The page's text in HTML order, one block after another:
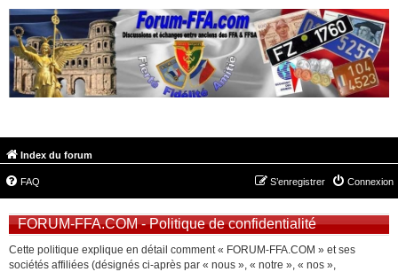
Index du forum
FAQ Connexion
S’enregistrer
FORUM-FFA.COM - Politique de confidentialité
Cette politique explique en détail comment « FORUM-FFA.COM » et ses
sociétés affiliées (désignés ci-après par « nous », « notre », « nos »,